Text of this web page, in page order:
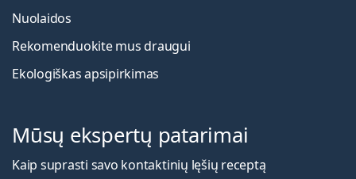
Nuolaidos
Rekomenduokite mus draugui
Ekologiškas apsipirkimas
Mūsų ekspertų patarimai
Kaip suprasti savo kontaktinių lęšių receptą